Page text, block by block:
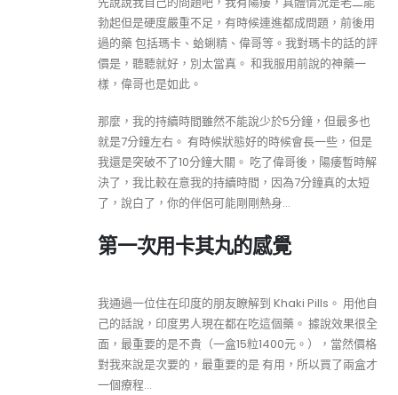
勃起但是硬度嚴重不足，有時候連進都成問題，前後用
過的藥 包括瑪卡、蛤蜊精、偉哥等。我對瑪卡的話的評
價是，聽聽就好，別太當真。 和我服用前說的神藥一
樣，偉哥也是如此。
那麼，我的持續時間雖然不能說少於5分鐘，但最多也
就是7分鐘左右。 有時候狀態好的時候會長一些，但是
我還是突破不了10分鐘大關。 吃了偉哥後，陽痿暫時解
決了，我比較在意我的持續時間，因為7分鐘真的太短
了，說白了，你的伴侶可能剛剛熱身…
第一次用卡其丸的感覺
我通過一位住在印度的朋友瞭解到 Khaki Pills。 用他自
己的話說，印度男人現在都在吃這個藥。 據說效果很全
面，最重要的是不貴（一盒15粒1400元。），當然價格
對我來說是次要的，最重要的是 有用，所以買了兩盒才
一個療程…